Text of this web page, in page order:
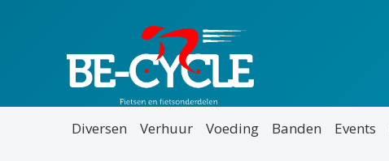
Diversen Verhuur Voeding Banden Events